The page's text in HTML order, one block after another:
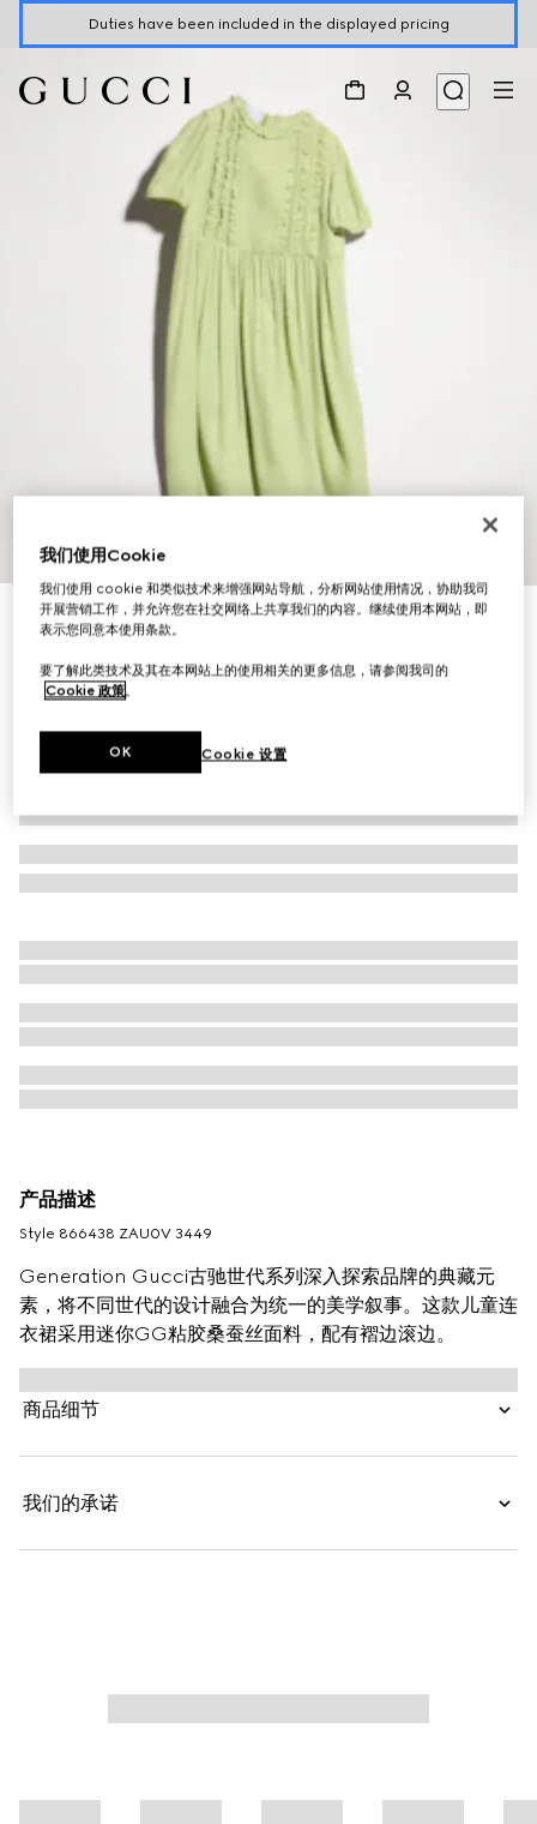
Duties have been included in the displayed pricing
儿童GG粘胶纤维桑蚕丝连衣裙
产品描述
Style ‎866438 ZAU0V 3449
Generation Gucci古驰世代系列深入探索品牌的典藏元
素，将不同世代的设计融合为统一的美学叙事。这款儿童连
衣裙采用迷你GG粘胶桑蚕丝面料，配有褶边滚边。
商品细节
我们的承诺
我们使用Cookie
我们使用 cookie 和类似技术来增强网站导航，分析网站使用情况，协助我司
开展营销工作，并允许您在社交网络上共享我们的内容。继续使用本网站，即
表示您同意本使用条款。
要了解此类技术及其在本网站上的使用相关的更多信息，请参阅我司的
Cookie 政策。
Cookie 设置
OK